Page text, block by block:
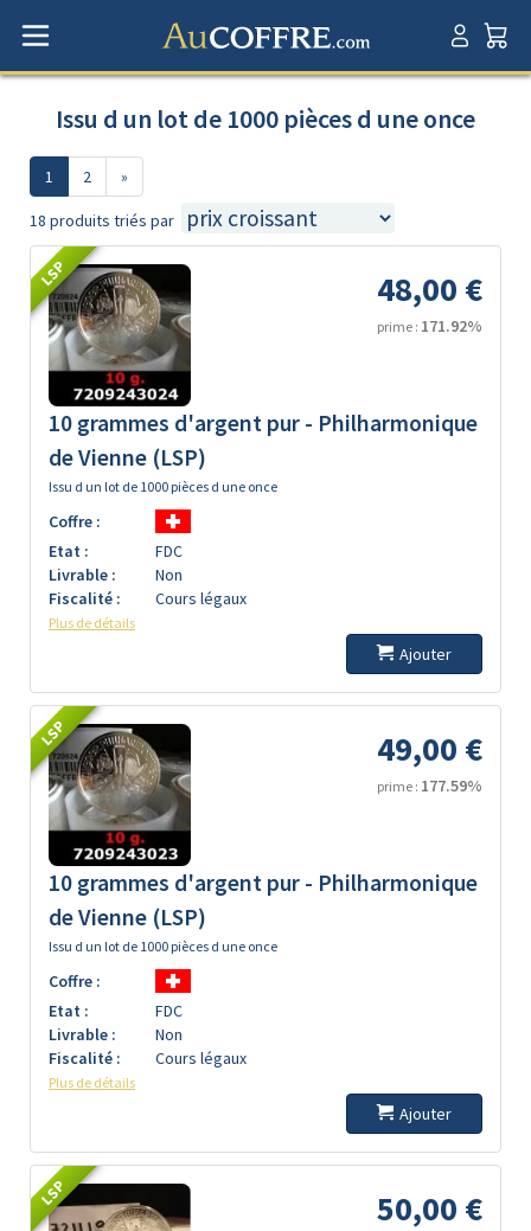
Issu d un lot de 1000 pièces d une once
1 2 »
18 produits triés par
LSP 48,00 €
prime : 171.92%
10 grammes d'argent pur - Philharmonique
de Vienne (LSP)
Issu d un lot de 1000 pièces d une once
Coffre :
Etat :
FDC
Livrable :
Non
Fiscalité :
Cours légaux
Plus de détails
Ajouter
LSP 49,00 €
prime : 177.59%
10 grammes d'argent pur - Philharmonique
de Vienne (LSP)
Issu d un lot de 1000 pièces d une once
Coffre :
Etat :
FDC
Livrable :
Non
Fiscalité :
Cours légaux
Plus de détails
Ajouter
LSP 50,00 €